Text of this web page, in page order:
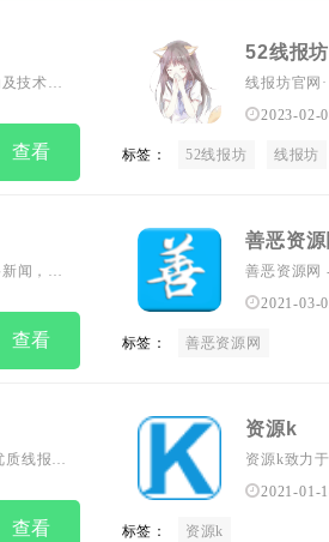
技术教
一站式
是您的
小刀辅助 我爱辅助 颜夕卡盟 辅助
查看
52线报坊
线报坊官网
最终的归宿
2023-02-
标签： 52线报坊 线报坊
闻，资
查看
善恶资源
善恶资源网
种日常所需
辅助、系
2021-03-
标签： 善恶资源网
线报。
求。通
资讯，
项目 精品软件 软件源码
查看
资源k
资源k致力
2021-01-
标签： 资源k